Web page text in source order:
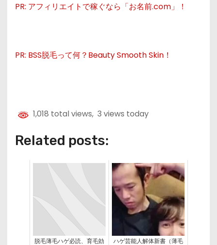
PR: アフィリエイトで稼ぐなら「お名前.com」！
PR: BSS脱毛って何？Beauty Smooth Skin！
1,018 total views, 3 views today
Related posts:
脱毛薄毛ハゲ必読、育毛効
ハゲ芸能人解体新書（薄毛